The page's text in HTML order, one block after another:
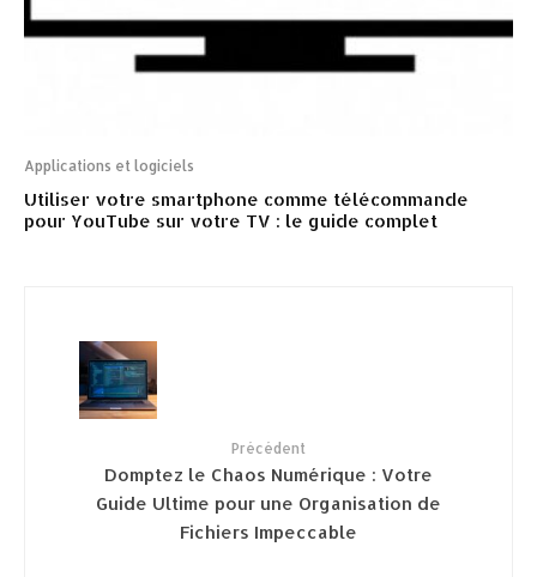
Applications et logiciels
Utiliser votre smartphone comme télécommande
pour YouTube sur votre TV : le guide complet
Précédent
Domptez le Chaos Numérique : Votre
Guide Ultime pour une Organisation de
Fichiers Impeccable